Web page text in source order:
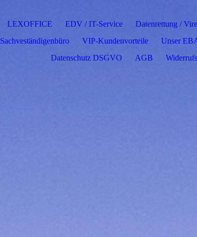
LEXOFFICE EDV / IT-Service Datenrettung /
Sachveständigenbüro VIP-Kundenvorteile Unser
Datenschutz DSGVO
AGB